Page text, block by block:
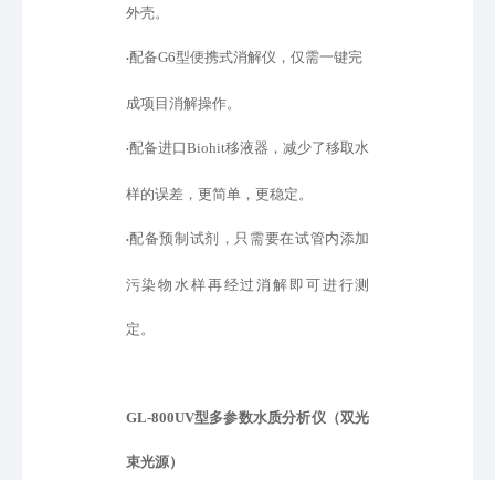
外壳。
•配备G6型便携式消解仪，仅需一键完
成项目消解操作。
•配备进口 Biohit移液器，减少了移取水
样的误差，更简单，更稳定。
•配备预制试剂，只需要在试管内添加
污染物水样再经过消解即可进行测
定。
GL-800UV型多参数水质分析仪（双光
束光源）